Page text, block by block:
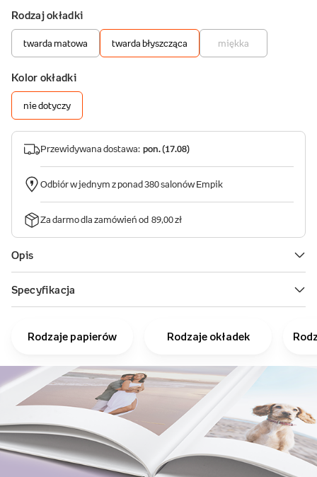
Rodzaje papierów Rodzaje okładek